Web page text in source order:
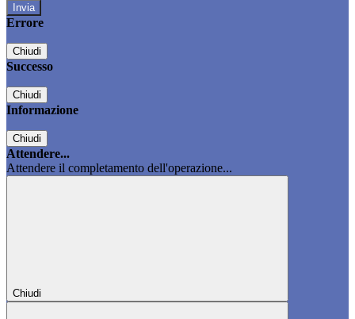
Errore
Chiudi
Successo
Chiudi
Informazione
Chiudi
Attendere...
Attendere il completamento dell'operazione...
Chiudi